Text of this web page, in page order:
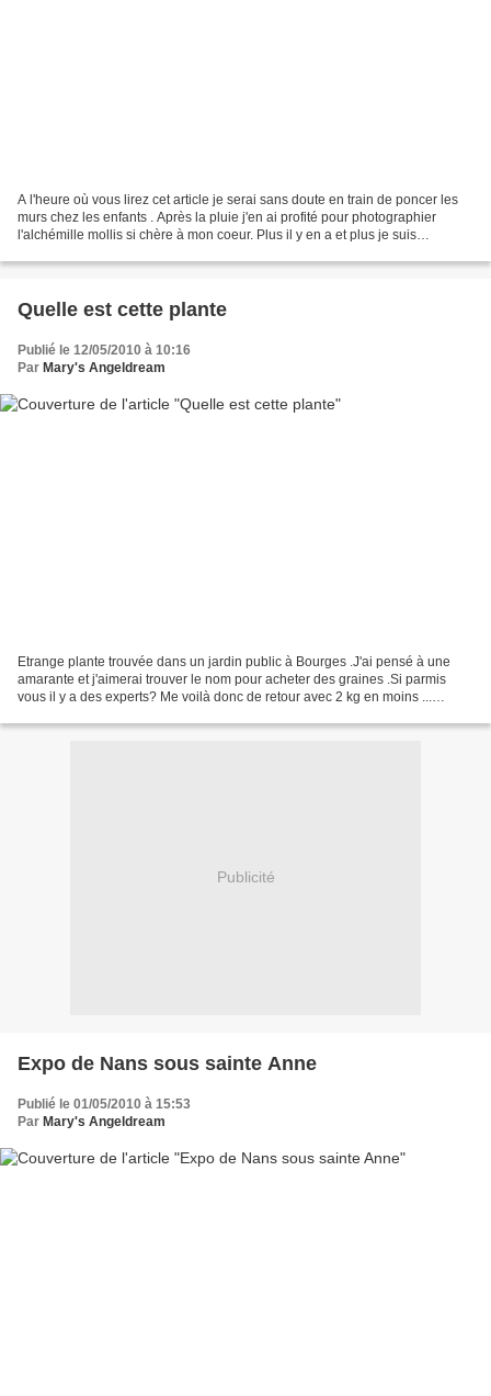
A l'heure où vous lirez cet article je serai sans doute en train de poncer les
murs chez les enfants . Après la pluie j'en ai profité pour photographier
l'alchémille mollis si chère à mon coeur. Plus il y en a et plus je suis
Quelle est cette plante
Publié le 12/05/2010 à 10:16
Par Mary's Angeldream
Etrange plante trouvée dans un jardin public à Bourges .J'ai pensé à une
amarante et j'aimerai trouver le nom pour acheter des graines .Si parmis
vous il y a des experts? Me voilà donc de retour avec 2 kg en moins ...
Publicité
Expo de Nans sous sainte Anne
Publié le 01/05/2010 à 15:53
Par Mary's Angeldream